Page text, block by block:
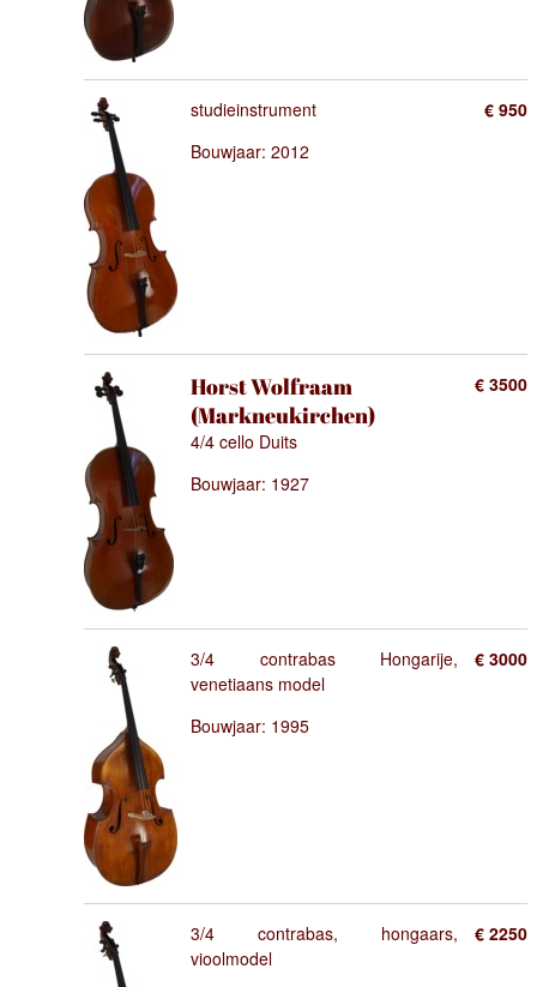
€ 950
studieinstrument
Bouwjaar: 2012
€ 3500
Horst Wolfraam
(Markneukirchen)
4/4 cello Duits
Bouwjaar: 1927
€ 3000
3/4 contrabas Hongarije,
venetiaans model
Bouwjaar: 1995
€ 2250
3/4 contrabas, hongaars,
vioolmodel